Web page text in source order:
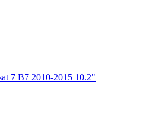
7 B7 2010-2015 10.2"